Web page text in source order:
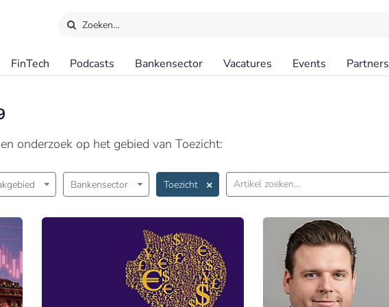
Zoeken…
FinTech Podcasts Bankensector Vacatures Events Partners
onderzoek op het gebied van Toezicht:
Bankensector Toezicht